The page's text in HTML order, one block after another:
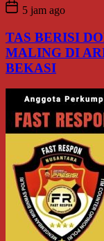
5 jam ago
TAS BERISI
MALING DI
BEKASI